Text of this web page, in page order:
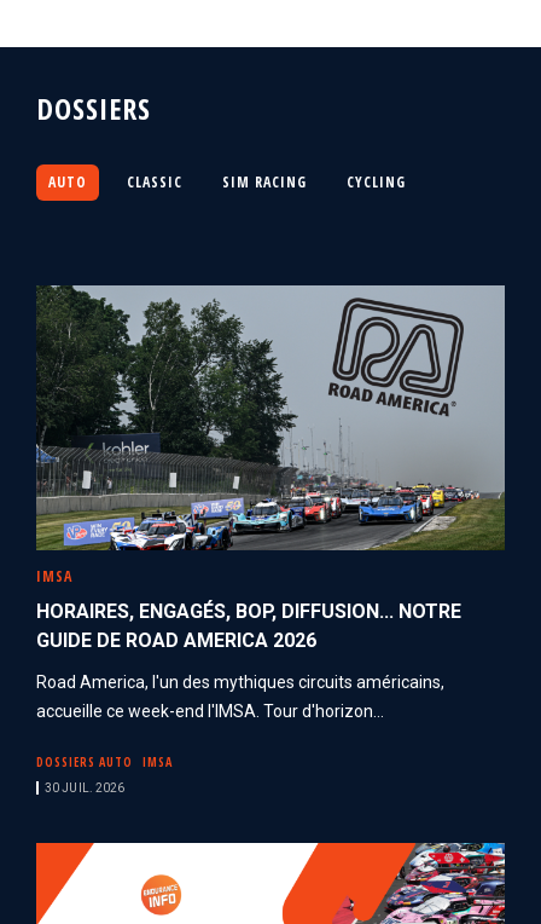
DOSSIERS
AUTO CLASSIC SIM RACING CYCLING
IMSA
HORAIRES, ENGAGÉS, BOP, DIFFUSION... NOTRE
GUIDE DE ROAD AMERICA 2026
Road America, l'un des mythiques circuits américains,
accueille ce week-end l'IMSA. Tour d'horizon...
DOSSIERS AUTO IMSA
30 JUIL. 2026